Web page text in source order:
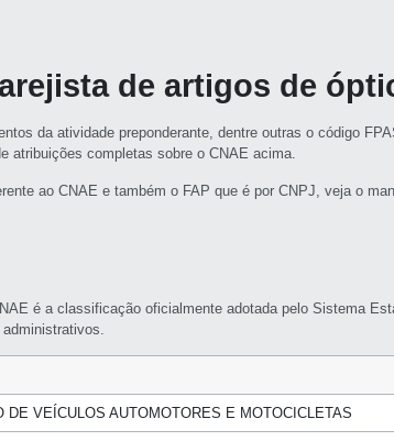
de artigos de
da atividade preponderante, dentre outras o código
atribuições completas sobre o CNAE acima.
ao CNAE e também o FAP que é por CNPJ, veja o
é a classificação oficialmente adotada pelo Sistema
DE VEÍCULOS AUTOMOTORES E MOTOCICLETAS